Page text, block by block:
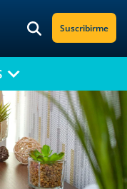
Suscribirme
contenido!
en tu correo